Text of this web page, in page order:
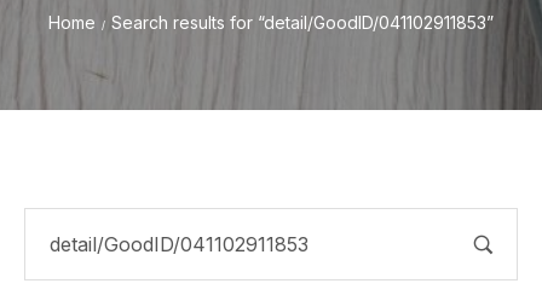
Home / Search results for “detail/GoodID/041102911853”